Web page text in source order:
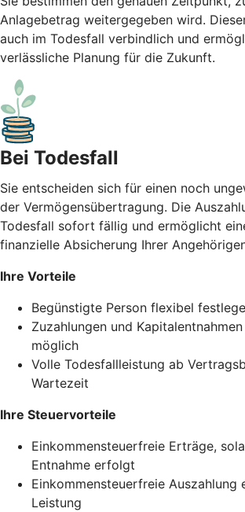
Anlagebetrag weitergegeben wird.
auch im Todesfall verbindlich und
verlässliche Planung für die Zukunft.
Bei Todesfall
Sie entscheiden sich für einen noch
der Vermögensübertragung. Die
Todesfall sofort fällig und ermöglicht
finanzielle Absicherung Ihrer
Ihre Vorteile
Begünstigte Person flexibel
Zuzahlungen und
möglich
Volle Todesfallleistung ab
Wartezeit
Ihre Steuervorteile
Einkommensteuerfreie Erträge,
Entnahme erfolgt
Einkommensteuerfreie Auszahlung
Leistung